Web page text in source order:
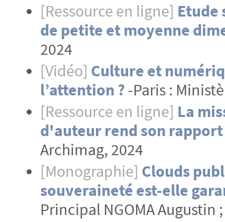
[Ressource en ligne] Etude
de petite et moyenne
2024
[Vidéo] Culture et
l’attention ? -Paris :
[Ressource en ligne] La
d'auteur rend son rapport
Archimag, 2024
[Monographie] Clouds
souveraineté est-elle
Principal NGOMA Augustin